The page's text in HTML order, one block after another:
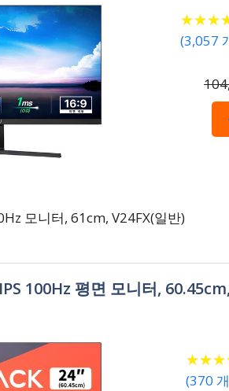
★★★
★★★
(3,057
모니터, 61cm, V24FX(일반)
100Hz 평면 모니터,
★★★
★★★
(370